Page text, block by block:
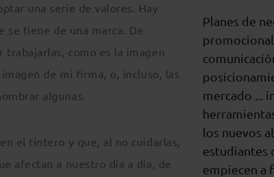
una serie de valores. Hay
se tiene de una marca. De
trabajarlas, como es la imagen
de mi firma, o, incluso, las
algunas.
el tintero y que, al no cuidarlas,
afectan a nuestro día a día, de
Planes de
mercado ...
los nuevos
estudiantes
empiecen a